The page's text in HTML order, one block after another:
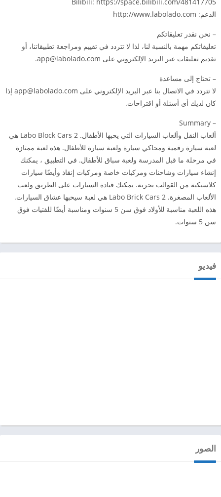
الدعم: http://www.labolado.com
– نحن نقدر تعليقاتكم
تعليقاتكم مهمة بالنسبة لنا، لذا لا تتردد في تقييم ومراجعة تطبيقاتنا، أو
تقديم تعليقات عبر البريد الإلكتروني على app@labolado.com
.
– تحتاج إلى مساعدة
لا تتردد في الاتصال بنا عبر البريد الإلكتروني على app@labolado.com إذا
كان لديك أي أسئلة أو اقتراحات.
– Summary
ألعاب النقل وألعاب السيارات التي يحبها الأطفال. Labo Block Cars 2 هي
لعبة سيارة رقمية ومحاكي سيارة ولعبة سيارة للأطفال. هذه لعبة ممتازة
في مرحلة ما قبل المدرسة ولعبة سباق للأطفال. في التطبيق ، يمكنك
إنشاء سيارات وشاحنات ومركبات خاصة ومركبات إنقاذ وأيضًا سيارات
كلاسيكية من القوالب بحرية. يمكنك قيادة السيارات على الطريق ولعب
الألعاب المصغرة. Labo Brick Cars 2 هي لعبة سيحبها عشاق السيارات.
هذه اللعبة مناسبة للأولاد فوق سن 5 سنوات ومناسبة أيضًا للفتيات فوق
سن 5 سنوات.
فيديو
الصور